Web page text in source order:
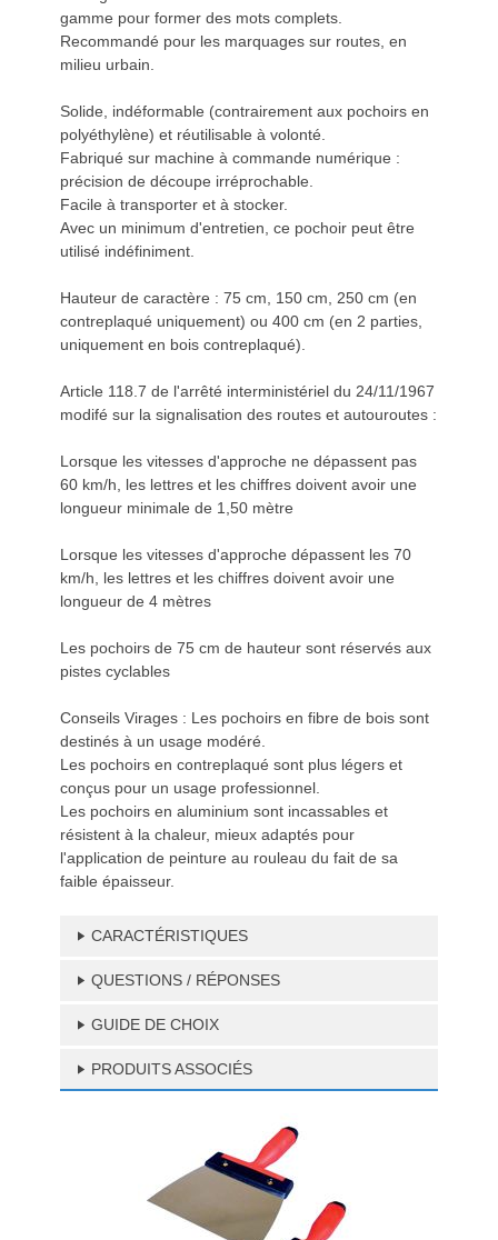
gamme pour former des mots complets.
Recommandé pour les marquages sur routes, en
milieu urbain.
Solide, indéformable (contrairement aux pochoirs en
polyéthylène) et réutilisable à volonté.
Fabriqué sur machine à commande numérique :
précision de découpe irréprochable.
Facile à transporter et à stocker.
Avec un minimum d'entretien, ce pochoir peut être
utilisé indéfiniment.
Hauteur de caractère : 75 cm, 150 cm, 250 cm (en
contreplaqué uniquement) ou 400 cm (en 2 parties,
uniquement en bois contreplaqué).
Article 118.7 de l'arrêté interministériel du 24/11/1967
modifé sur la signalisation des routes et autouroutes :
Lorsque les vitesses d'approche ne dépassent pas
60 km/h, les lettres et les chiffres doivent avoir une
longueur minimale de 1,50 mètre
Lorsque les vitesses d'approche dépassent les 70
km/h, les lettres et les chiffres doivent avoir une
longueur de 4 mètres
Les pochoirs de 75 cm de hauteur sont réservés aux
pistes cyclables
Conseils Virages : Les pochoirs en fibre de bois sont
destinés à un usage modéré.
Les pochoirs en contreplaqué sont plus légers et
conçus pour un usage professionnel.
Les pochoirs en aluminium sont incassables et
résistent à la chaleur, mieux adaptés pour
l'application de peinture au rouleau du fait de sa
faible épaisseur.
CARACTÉRISTIQUES
QUESTIONS / RÉPONSES
GUIDE DE CHOIX
PRODUITS ASSOCIÉS